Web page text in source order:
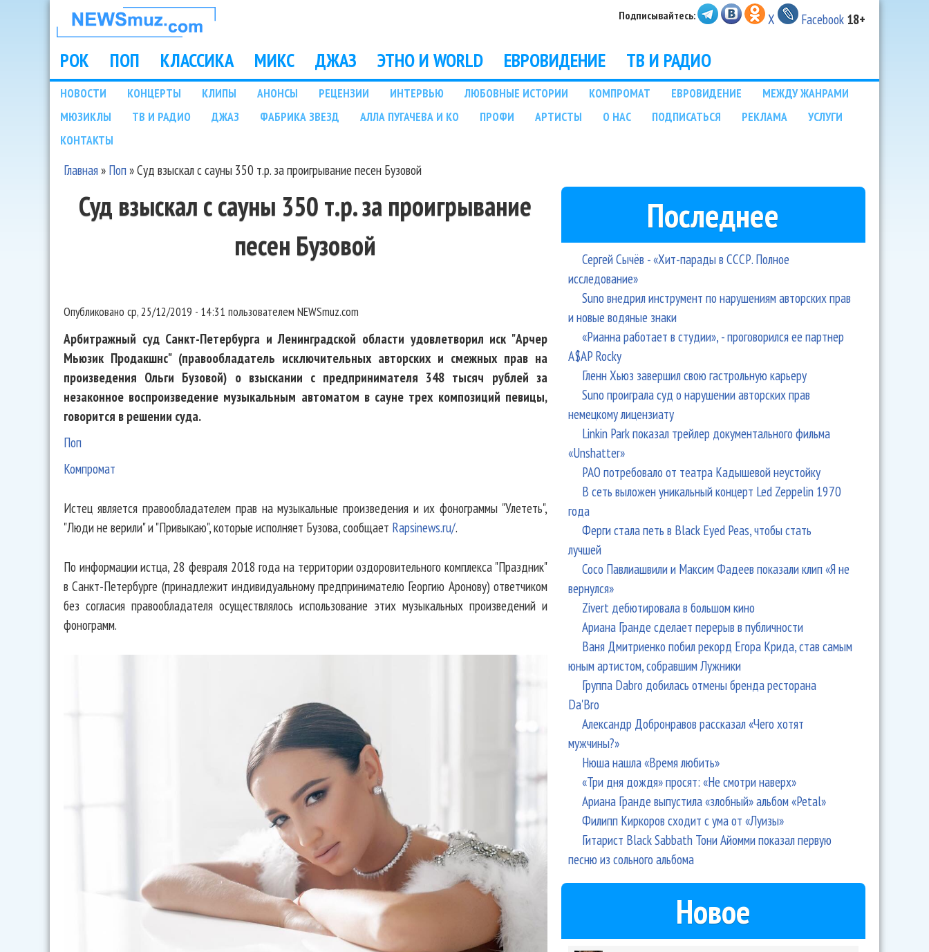
НОВОСТИ
МУЗЫКИ И
ШОУ БИЗНЕСА
NEWSMUZ.COM
Подписывайтесь: X Facebook 18+
Main menu
РОК ПОП КЛАССИКА МИКС ДЖАЗ ЭТНО И WORLD ЕВРОВИДЕНИЕ ТВ И РАДИО
Подразделы
НОВОСТИ КОНЦЕРТЫ КЛИПЫ АНОНСЫ РЕЦЕНЗИИ ИНТЕРВЬЮ ЛЮБОВНЫЕ ИСТОРИИ КОМПРОМАТ ЕВРОВИДЕНИЕ
МЕЖДУ ЖАНРАМИ
МЮЗИКЛЫ
ТВ И РАДИО ДЖАЗ ФАБРИКА ЗВЕЗД АЛЛА ПУГАЧЕВА И КО ПРОФИ АРТИСТЫ О НАС ПОДПИСАТЬСЯ РЕКЛАМА
УСЛУГИ
КОНТАКТЫ
Главная» Поп»Суд взыскал с сауны 350 т.р. за проигрывание песен Бузовой
Суд взыскал с сауны 350 т.р. за проигрывание
песен Бузовой
Опубликовано ср, 25/12/2019 - 14:31 пользователем NEWSmuz.com
Арбитражный суд Санкт-Петербурга и Ленинградской области удовлетворил иск "Арчер
Мьюзик Продакшнс" (правообладатель исключительных авторских и смежных прав на
произведения Ольги Бузовой) о взыскании с предпринимателя 348 тысяч рублей за
незаконное воспроизведение музыкальным автоматом в сауне трех композиций певицы,
говорится в решении суда.
Поп
Компромат
Истец является правообладателем прав на музыкальные произведения и их фонограммы "Улететь",
"Люди не верили" и "Привыкаю", которые исполняет Бузова, сообщает Rapsinews.ru/.
По информации истца, 28 февраля 2018 года на территории оздоровительного комплекса "Праздник"
в Санкт-Петербурге (принадлежит индивидуальному предпринимателю Георгию Аронову) ответчиком
без согласия правообладателя осуществлялось использование этих музыкальных произведений и
фонограмм.
Последнее
Сергей Сычёв - «Хит-парады в СССР. Полное
исследование»
Suno внедрил инструмент по нарушениям авторских прав
и новые водяные знаки
«Рианна работает в студии», - проговорился ее партнер
A$AP Rocky
Гленн Хьюз завершил свою гастрольную карьеру
Suno проиграла суд о нарушении авторских прав
немецкому лицензиату
Linkin Park показал трейлер документального фильма
«Unshatter»
РАО потребовало от театра Кадышевой неустойку
В сеть выложен уникальный концерт Led Zeppelin 1970
года
Ферги стала петь в Black Eyed Peas, чтобы стать
лучшей
Сосо Павлиашвили и Максим Фадеев показали клип «Я не
вернулся»
Zivert дебютировала в большом кино
Ариана Гранде сделает перерыв в публичности
Ваня Дмитриенко побил рекорд Егора Крида, став самым
юным артистом, собравшим Лужники
Группа Dabro добилась отмены бренда ресторана
Da'Bro
Александр Добронравов рассказал «Чего хотят
мужчины?»
Нюша нашла «Время любить»
«Три дня дождя» просят: «Не смотри наверх»
Ариана Гранде выпустила «злобный» альбом «Petal»
Филипп Киркоров сходит с ума от «Луизы»
Гитарист Black Sabbath Тони Айомми показал первую
песню из сольного альбома
Новое